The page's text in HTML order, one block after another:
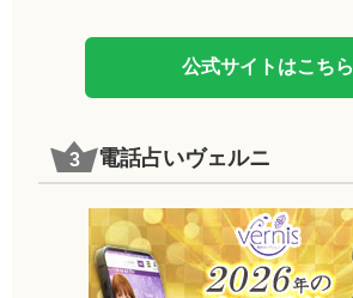
公式サイトはこちら
電話占いヴェルニ